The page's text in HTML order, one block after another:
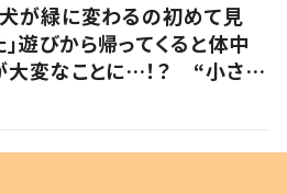
犬が緑に変わるの初めて見
」遊びから帰ってくると体中
大変なことに…！？ “小さい